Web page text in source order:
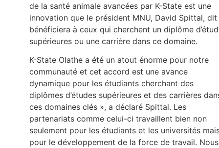
de la santé animale avancées par K-State est une
innovation que le président MNU, David Spittal, dit
bénéficiera à ceux qui cherchent un diplôme
supérieures ou une carrière dans ce domaine.
K-State Olathe a été un atout énorme pour notre
communauté et cet accord est une avance
dynamique pour les étudiants cherchant des
diplômes d’études supérieures et des carrières
ces domaines clés », a déclaré Spittal. Les
partenariats comme celui-ci travaillent bien non
seulement pour les étudiants et les universités
pour le développement de la force de travail. Nous